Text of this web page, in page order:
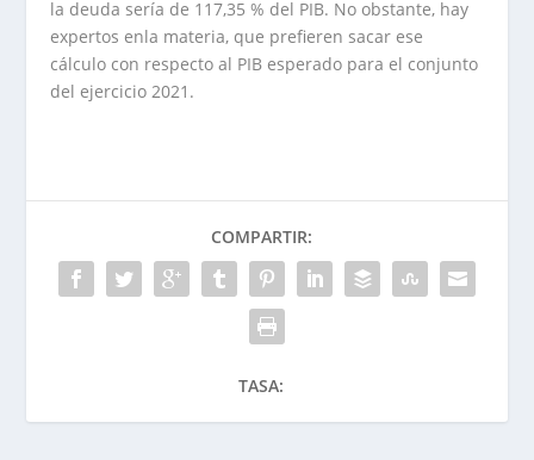
la deuda sería de 117,35 % del PIB. No obstante, hay
expertos enla materia, que prefieren sacar ese
cálculo con respecto al PIB esperado para el conjunto
del ejercicio 2021.
COMPARTIR:
TASA: